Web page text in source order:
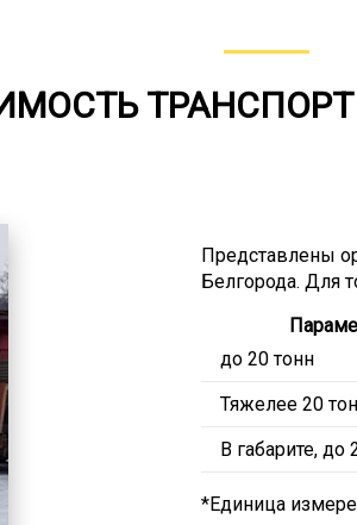
Представлены
Белгорода. Для
до 20 тонн
Тяжелее 20
В габарите, до
*Единица